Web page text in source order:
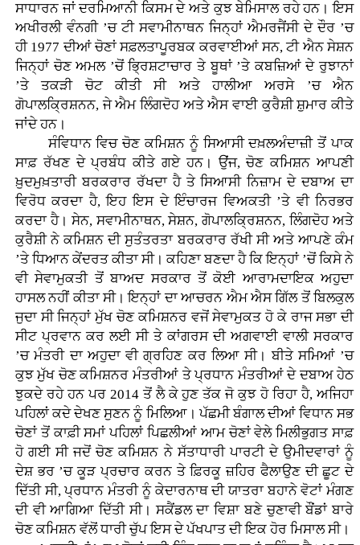
ਸਾਧਾਰਨ ਜਾਂ ਦਰਮਿਆਨੀ ਕਿਸਮ ਦੇ ਅਤੇ ਕੁਝ ਬੇਮਿਸਾਲ ਰਹੇ ਹਨ। ਇਸ
ਅਖੀਰਲੀ ਵੰਨਗੀ ’ਚ ਟੀ ਸਵਾਮੀਨਾਥਨ ਜਿਨ੍ਹਾਂ ਐਮਰਜੈਂਸੀ ਦੇ ਦੌਰ ’ਚ
ਹੀ 1977 ਦੀਆਂ ਚੋਣਾਂ ਸਫ਼ਲਤਾਪੂਰਬਕ ਕਰਵਾਈਆਂ ਸਨ, ਟੀ ਐਨ ਸੇਸ਼ਨ
ਜਿਨ੍ਹਾਂ ਚੋਣ ਅਮਲ ’ਚੋਂ ਭ੍ਰਿਸ਼ਟਾਚਾਰ ਤੇ ਬੂਥਾਂ ’ਤੇ ਕਬਜ਼ਿਆਂ ਦੇ ਰੁਝਾਨਾਂ
’ਤੇ ਤਕੜੀ ਚੋਟ ਕੀਤੀ ਸੀ ਅਤੇ ਹਾਲੀਆ ਅਰਸੇ ’ਚ ਐਨ
ਗੋਪਾਲਕ੍ਰਿਸ਼ਨਨ, ਜੇ ਐਮ ਲਿੰਗਦੋਹ ਅਤੇ ਐਸ ਵਾਈ ਕੁਰੈਸ਼ੀ ਸ਼ੁਮਾਰ ਕੀਤੇ
ਜਾਂਦੇ ਹਨ।
ਸੰਵਿਧਾਨ ਵਿਚ ਚੋਣ ਕਮਿਸ਼ਨ ਨੂੰ ਸਿਆਸੀ ਦਖ਼ਲਅੰਦਾਜ਼ੀ ਤੋਂ ਪਾਕ
ਸਾਫ਼ ਰੱਖਣ ਦੇ ਪ੍ਰਬੰਧ ਕੀਤੇ ਗਏ ਹਨ। ਉਂਜ, ਚੋਣ ਕਮਿਸ਼ਨ ਆਪਣੀ
ਖ਼ੁਦਮੁਖ਼ਤਾਰੀ ਬਰਕਰਾਰ ਰੱਖਦਾ ਹੈ ਤੇ ਸਿਆਸੀ ਨਿਜ਼ਾਮ ਦੇ ਦਬਾਅ ਦਾ
ਵਿਰੋਧ ਕਰਦਾ ਹੈ, ਇਹ ਇਸ ਦੇ ਇੰਚਾਰਜ ਵਿਅਕਤੀ ’ਤੇ ਵੀ ਨਿਰਭਰ
ਕਰਦਾ ਹੈ। ਸੇਨ, ਸਵਾਮੀਨਾਥਨ, ਸੇਸ਼ਨ, ਗੋਪਾਲਕ੍ਰਿਸ਼ਨਨ, ਲਿੰਗਦੋਹ ਅਤੇ
ਕੁਰੈਸ਼ੀ ਨੇ ਕਮਿਸ਼ਨ ਦੀ ਸੁਤੰਤਰਤਾ ਬਰਕਰਾਰ ਰੱਖੀ ਸੀ ਅਤੇ ਆਪਣੇ ਕੰਮ
’ਤੇ ਧਿਆਨ ਕੇਂਦਰਤ ਕੀਤਾ ਸੀ। ਕਹਿਣਾ ਬਣਦਾ ਹੈ ਕਿ ਇਨ੍ਹਾਂ ’ਚੋਂ ਕਿਸੇ ਨੇ
ਵੀ ਸੇਵਾਮੁਕਤੀ ਤੋਂ ਬਾਅਦ ਸਰਕਾਰ ਤੋਂ ਕੋਈ ਆਰਾਮਦਾਇਕ ਅਹੁਦਾ
ਹਾਸਲ ਨਹੀਂ ਕੀਤਾ ਸੀ। ਇਨ੍ਹਾਂ ਦਾ ਆਚਰਨ ਐਮ ਐਸ ਗਿੱਲ ਤੋਂ ਬਿਲਕੁਲ
ਜੁਦਾ ਸੀ ਜਿਨ੍ਹਾਂ ਮੁੱਖ ਚੋਣ ਕਮਿਸ਼ਨਰ ਵਜੋਂ ਸੇਵਾਮੁਕਤ ਹੋ ਕੇ ਰਾਜ ਸਭਾ ਦੀ
ਸੀਟ ਪ੍ਰਵਾਨ ਕਰ ਲਈ ਸੀ ਤੇ ਕਾਂਗਰਸ ਦੀ ਅਗਵਾਈ ਵਾਲੀ ਸਰਕਾਰ
’ਚ ਮੰਤਰੀ ਦਾ ਅਹੁਦਾ ਵੀ ਗ੍ਰਹਿਣ ਕਰ ਲਿਆ ਸੀ। ਬੀਤੇ ਸਮਿਆਂ ’ਚ
ਕੁਝ ਮੁੱਖ ਚੋਣ ਕਮਿਸ਼ਨਰ ਮੰਤਰੀਆਂ ਤੇ ਪ੍ਰਧਾਨ ਮੰਤਰੀਆਂ ਦੇ ਦਬਾਅ ਹੇਠ
ਝੁਕਦੇ ਰਹੇ ਹਨ ਪਰ 2014 ਤੋਂ ਲੈ ਕੇ ਹੁਣ ਤੱਕ ਜੋ ਕੁਝ ਹੋ ਰਿਹਾ ਹੈ, ਅਜਿਹਾ
ਪਹਿਲਾਂ ਕਦੇ ਦੇਖਣ ਸੁਣਨ ਨੂੰ ਮਿਲਿਆ। ਪੱਛਮੀ ਬੰਗਾਲ ਦੀਆਂ ਵਿਧਾਨ ਸਭ
ਚੋਣਾਂ ਤੋਂ ਕਾਫ਼ੀ ਸਮਾਂ ਪਹਿਲਾਂ ਪਿਛਲੀਆਂ ਆਮ ਚੋਣਾਂ ਵੇਲੇ ਮਿਲੀਭੁਗਤ ਸਾਫ਼
ਹੋ ਗਈ ਸੀ ਜਦੋਂ ਚੋਣ ਕਮਿਸ਼ਨ ਨੇ ਸੱਤਾਧਾਰੀ ਪਾਰਟੀ ਦੇ ਉਮੀਦਵਾਰਾਂ ਨੂੰ
ਦੇਸ਼ ਭਰ ’ਚ ਕੂੜ ਪ੍ਰਚਾਰ ਕਰਨ ਤੇ ਫ਼ਿਰਕੂ ਜ਼ਹਿਰ ਫੈਲਾਉਣ ਦੀ ਛੂਟ ਦੇ
ਦਿੱਤੀ ਸੀ, ਪ੍ਰਧਾਨ ਮੰਤਰੀ ਨੂੰ ਕੇਦਾਰਨਾਥ ਦੀ ਯਾਤਰਾ ਬਹਾਨੇ ਵੋਟਾਂ ਮੰਗਣ
ਦੀ ਵੀ ਆਗਿਆ ਦਿੱਤੀ ਸੀ। ਸਕੈਂਡਲ ਦਾ ਵਿਸ਼ਾ ਬਣੇ ਚੁਣਾਵੀ ਬੌਂਡਾਂ ਬਾਰੇ
ਚੋਣ ਕਮਿਸ਼ਨ ਵੱਲੋਂ ਧਾਰੀ ਚੁੱਪ ਇਸ ਦੇ ਪੱਖਪਾਤ ਦੀ ਇਕ ਹੋਰ ਮਿਸਾਲ ਸੀ।